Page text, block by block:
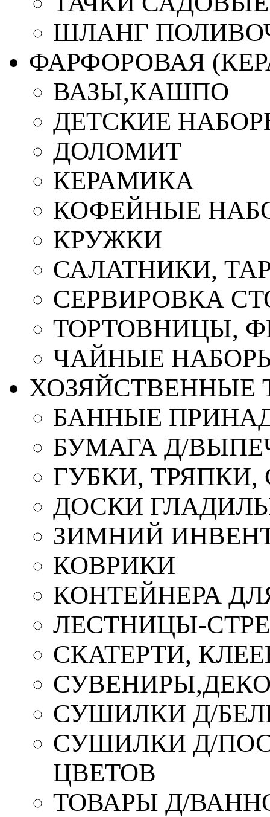
ШЛАНГ
ФАРФОРОВАЯ
ВАЗЫ,КАШПО
ДЕТСКИЕ
ДОЛОМИТ
КЕРАМИКА
КОФЕЙНЫЕ
КРУЖКИ
САЛАТНИКИ,
СЕРВИРОВКА
ТОРТОВНИЦЫ,
ЧАЙНЫЕ
ХОЗЯЙСТВЕННЫЕ
БАННЫЕ
БУМАГА Д/
ГУБКИ,
ДОСКИ
ЗИМНИЙ
КОВРИКИ
КОНТЕЙНЕРА
ЛЕСТНИЦЫ-
СКАТЕРТИ,
СУШИЛКИ Д/
СУШИЛКИ Д/
ЦВЕТОВ
ТОВАРЫ Д/